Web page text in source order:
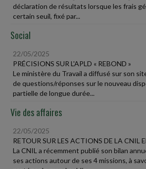
déclaration de résultats lorsque les frais
certain seuil, fixé par...
Social
22/05/2025
PRÉCISIONS SUR L'APLD « REBOND »
Le ministère du Travail a diffusé sur son
de questions/réponses sur le nouveau
partielle de longue durée...
Vie des affaires
22/05/2025
RETOUR SUR LES ACTIONS DE LA CNIL
La CNIL a récemment publié son bilan
ses actions autour de ses 4 missions, à